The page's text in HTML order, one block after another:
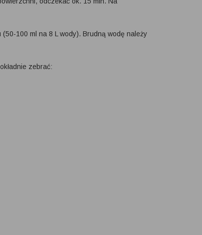
100 ml na 8 L wody). Brudną wodę należy
zebrać: